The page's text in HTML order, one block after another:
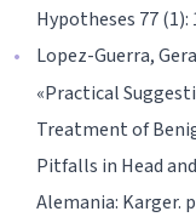
Hypotheses 77 (1):
Lopez-Guerra,
«Practical
Treatment of
Pitfalls in Head
Alemania: Karger.